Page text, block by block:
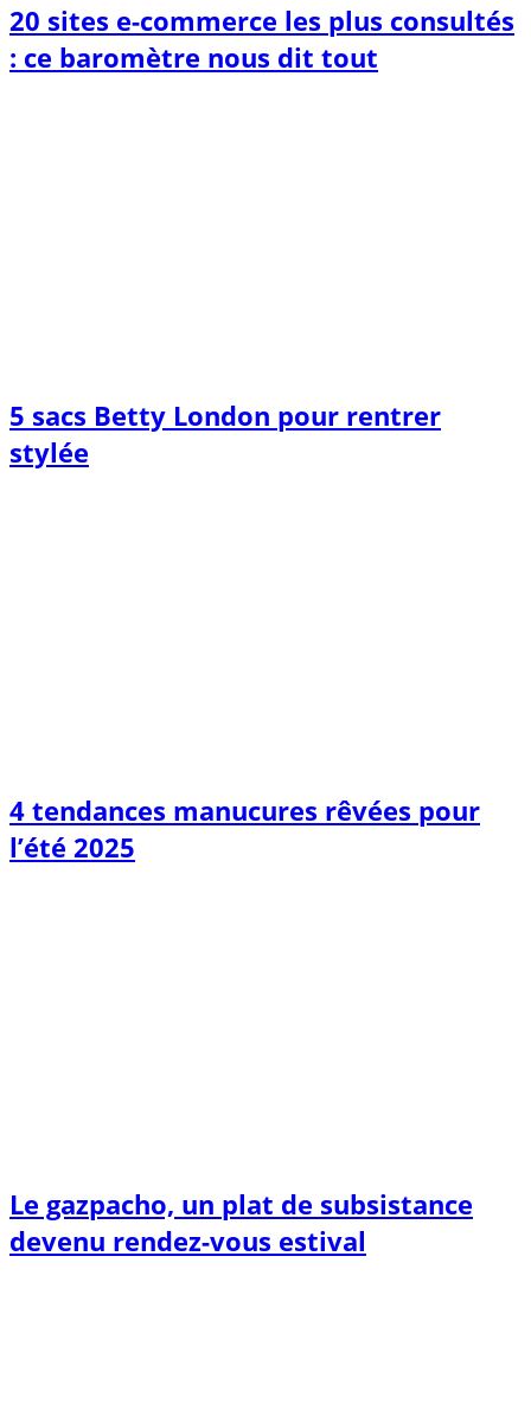
20 sites e-commerce les plus consultés
: ce baromètre nous dit tout
5 sacs Betty London pour rentrer
stylée
4 tendances manucures rêvées pour
l’été 2025
Le gazpacho, un plat de subsistance
devenu rendez-vous estival